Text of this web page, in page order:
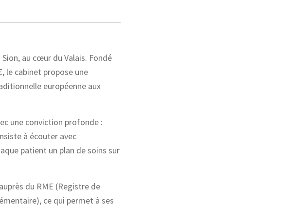
au cœur du Valais. Fondé
le cabinet propose une
européenne aux
une conviction profonde :
à écouter avec
patient un plan de soins sur
du RME (Registre de
ce qui permet à ses